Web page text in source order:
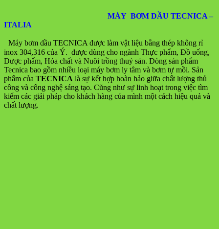
MÁY BƠM DẦU TECNICA –
ITALIA
Máy bơm dầu TECNICA được làm vật liệu bằng thép không rỉ
inox 304,316 của Ý. được dùng cho ngành Thực phẩm, Đồ uống,
Dược phẩm, Hóa chất và Nuôi trồng thuỷ sản. Dòng sản phẩm
Tecnica bao gồm nhiều loại máy bơm ly tâm và bơm tự mồi. Sản
phẩm của TECNICA là sự kết hợp hoàn hảo giữa chất lượng thủ
công và công nghệ sáng tạo. Cũng như sự linh hoạt trong việc tìm
kiếm các giải pháp cho khách hàng của mình một cách hiệu quả và
chất lượng.